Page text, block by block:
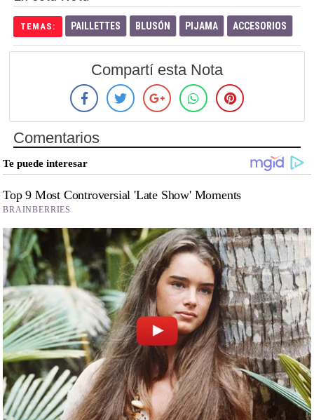
TEMAS: PAILLETTES BLUSÓN PIJAMA ACCESORIOS
Compartí esta Nota
Comentarios